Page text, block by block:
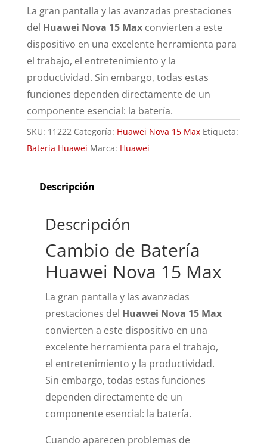
La gran pantalla y las avanzadas prestaciones
del Huawei Nova 15 Maxconvierten a este
dispositivo en una excelente herramienta para
el trabajo, el entretenimiento y la
productividad. Sin embargo, todas estas
funciones dependen directamente de un
componente esencial: la batería.
SKU: 11222 Categoría: Huawei Nova 15 Max Etiqueta:
Batería Huawei Marca: Huawei
Descripción
Descripción
Cambio de Batería
Huawei Nova 15 Max
La gran pantalla y las avanzadas
prestaciones del Huawei Nova 15 Max
convierten a este dispositivo en una
excelente herramienta para el trabajo,
el entretenimiento y la productividad.
Sin embargo, todas estas funciones
dependen directamente de un
componente esencial: la batería.
Cuando aparecen problemas de